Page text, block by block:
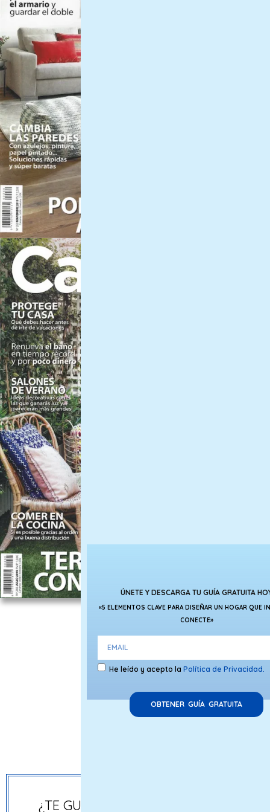
Ediciones impresas
TV Canaria
¿TE GUSTARÍA QUE FORMEMOS
ÚNETE Y DESCARGA TU GUÍA GRATUITA
«5 ELEMENTOS CLAVE PARA DISEÑAR UN HOGAR QUE
CONECTE»
He leído y acepto laPolítica de Privacidad.
OBTENER GUÍA GRATUITA